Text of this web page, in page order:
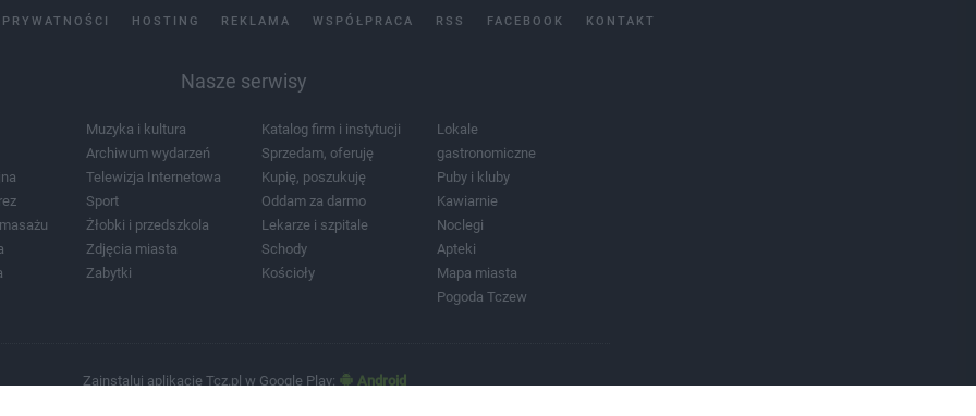
HOSTING REKLAMA WSPÓŁPRACA RSS FACEBOOK KONTAKT
Nasze serwisy
Muzyka i kultura
Archiwum wydarzeń
Telewizja Internetowa
Sport
Żłobki i przedszkola
Zdjęcia miasta
Zabytki
Katalog firm i instytucji
Sprzedam, oferuję
Kupię, poszukuję
Oddam za darmo
Lekarze i szpitale
Schody
Kościoły
Lokale
gastronomiczne
Puby i kluby
Kawiarnie
Noclegi
Apteki
Mapa miasta
Pogoda Tczew
Zainstaluj aplikację Tcz.pl w Google Play: Android